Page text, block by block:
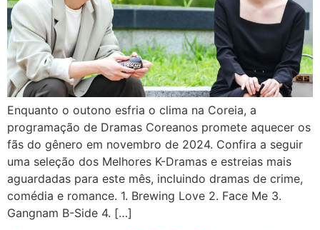
Enquanto o outono esfria o clima na Coreia, a
programação de Dramas Coreanos promete aquecer os
fãs do gênero em novembro de 2024. Confira a seguir
uma seleção dos Melhores K-Dramas e estreias mais
aguardadas para este mês, incluindo dramas de crime,
comédia e romance. 1. Brewing Love 2. Face Me 3.
Gangnam B-Side 4. […]